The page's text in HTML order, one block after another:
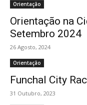
Orientação
Orientação na
Setembro 2024
26 Agosto, 2024
Orientação
Funchal City
31 Outubro, 2023